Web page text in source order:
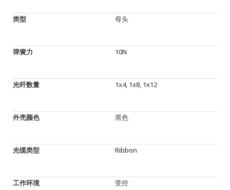
类型 母头
弹簧力 10N
光纤数量 1x4, 1x8, 1x12
外壳颜色 黑色
光缆类型 Ribbon
工作环境 受控